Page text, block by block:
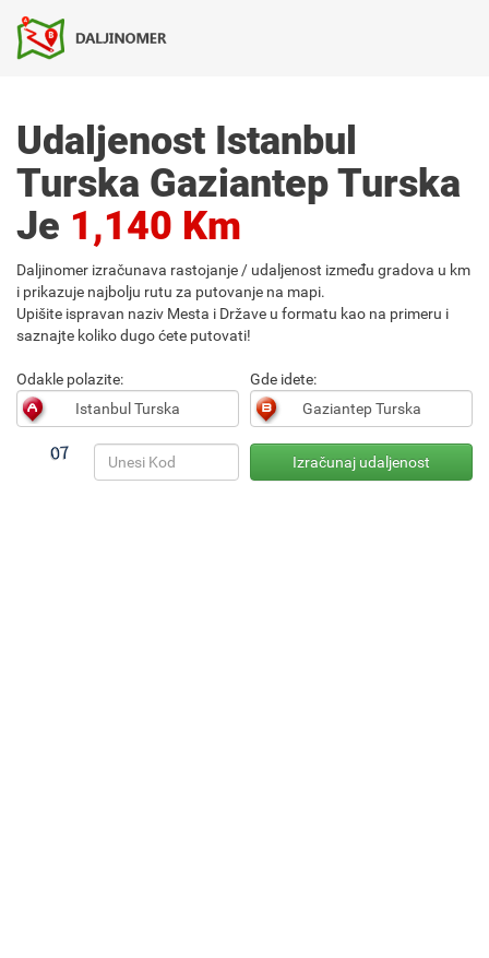
Udaljenost Istanbul
Turska Gaziantep Turska
Je 1,140 Km
Daljinomer izračunava rastojanje / udaljenost između gradova u km
i prikazuje najbolju rutu za putovanje na mapi.
Upišite ispravan naziv Mesta i Države u formatu kao na primeru i
saznajte koliko dugo ćete putovati!
Odakle polazite: Gde idete: